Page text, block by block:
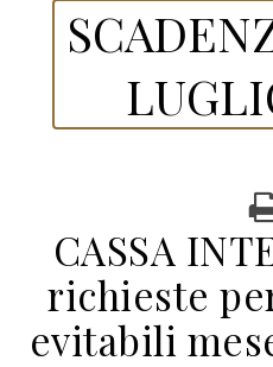
CASSA
richieste
evitabili